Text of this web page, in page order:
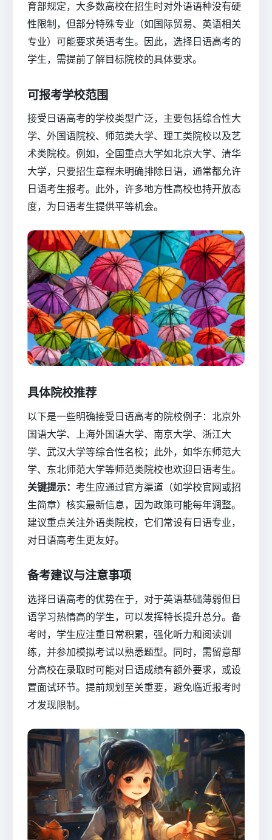
育部规定，大多数高校在招生时对外语语种没有硬
性限制，但部分特殊专业（如国际贸易、英语相关
专业）可能要求英语考生。因此，选择日语高考的
学生，需提前了解目标院校的具体要求。
可报考学校范围
接受日语高考的学校类型广泛，主要包括综合性大
学、外国语院校、师范类大学、理工类院校以及艺
术类院校。例如，全国重点大学如北京大学、清华
大学，只要招生章程未明确排除日语，通常都允许
日语考生报考。此外，许多地方性高校也持开放态
度，为日语考生提供平等机会。
具体院校推荐
以下是一些明确接受日语高考的院校例子：北京外
国语大学、上海外国语大学、南京大学、浙江大
学、武汉大学等综合性名校；此外，如华东师范大
学、东北师范大学等师范类院校也欢迎日语考生。
关键提示： 考生应通过官方渠道（如学校官网或招
生简章）核实最新信息，因为政策可能每年调整。
建议重点关注外语类院校，它们常设有日语专业，
对日语高考生更友好。
备考建议与注意事项
选择日语高考的优势在于，对于英语基础薄弱但日
语学习热情高的学生，可以发挥特长提升总分。备
考时，学生应注重日常积累，强化听力和阅读训
练，并参加模拟考试以熟悉题型。同时，需留意部
分高校在录取时可能对日语成绩有额外要求，或设
置面试环节。提前规划至关重要，避免临近报考时
才发现限制。